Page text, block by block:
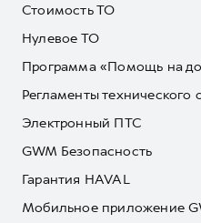
Стоимость ТО
Нулевое ТО
Программа «Помощь на
Регламенты технического
Электронный ПТС
GWM Безопасность
Гарантия HAVAL
Мобильное приложение